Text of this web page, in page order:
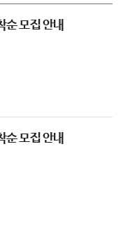
순 모집 안내
순 모집 안내